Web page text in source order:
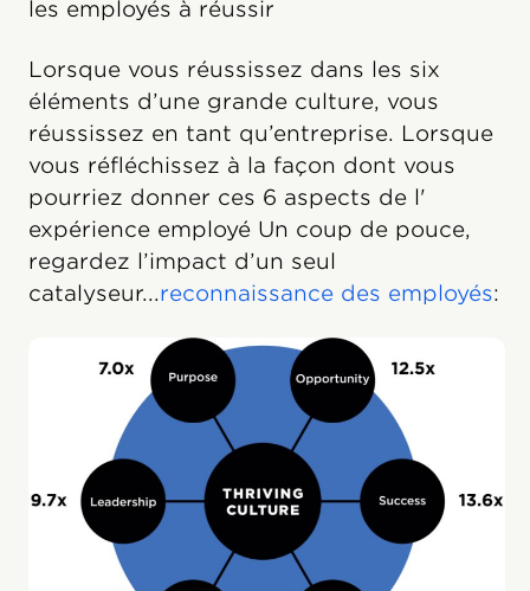
les employés à réussir
Lorsque vous réussissez dans les six
éléments d’une grande culture, vous
réussissez en tant qu’entreprise. Lorsque
vous réfléchissez à la façon dont vous
pourriez donner ces 6 aspects de l'
expérience employé Un coup de pouce,
regardez l’impact d’un seul
catalyseur...reconnaissance des employés: